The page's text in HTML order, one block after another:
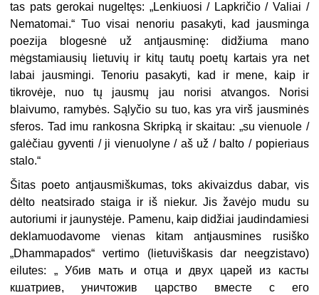
tas pats gerokai nugeltęs: „Lenkiuosi / Lapkričio / Valiai /
Nematomai.“ Tuo visai nenoriu pasakyti, kad jausminga
poezija blogesnė už antjausminę: didžiuma mano
mėgstamiausių lietuvių ir kitų tautų poetų kartais yra net
labai jausmingi. Tenoriu pasakyti, kad ir mene, kaip ir
tikrovėje, nuo tų jausmų jau norisi atvangos. Norisi
blaivumo, ramybės. Sąlyčio su tuo, kas yra virš jausminės
sferos. Tad imu rankosna Skripką ir skaitau: „su vienuole /
galėčiau gyventi / ji vienuolyne / aš už / balto / popieriaus
stalo.“
Šitas poeto antjausmiškumas, toks akivaizdus dabar, vis
dėlto neatsirado staiga ir iš niekur. Jis žavėjo mudu su
autoriumi ir jaunystėje. Pamenu, kaip didžiai jaudindamiesi
deklamuodavome vienas kitam antjausmines rusiško
„Dhammapados“ vertimo (lietuviškasis dar neegzistavo)
eilutes: „ Убив мать и отца и двух царей из касты
кшатриев, уничтожив царство вместе с его